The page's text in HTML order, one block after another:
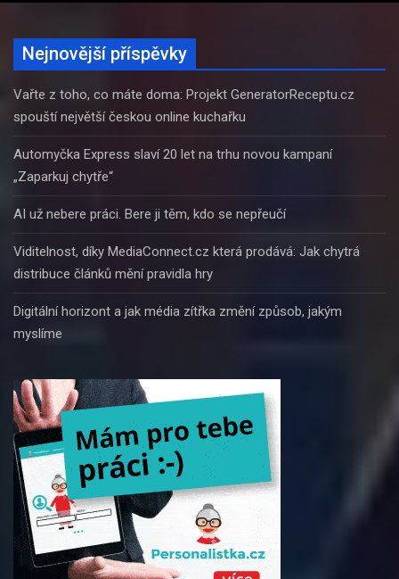
Nejnovější příspěvky
Vařte z toho, co máte doma: Projekt GeneratorReceptu.cz
spouští největší českou online kuchařku
Automyčka Express slaví 20 let na trhu novou kampaní
„Zaparkuj chytře“
AI už nebere práci. Bere ji těm, kdo se nepřeučí
Viditelnost, díky MediaConnect.cz která prodává: Jak chytrá
distribuce článků mění pravidla hry
Digitální horizont a jak média zítřka změní způsob, jakým
myslíme